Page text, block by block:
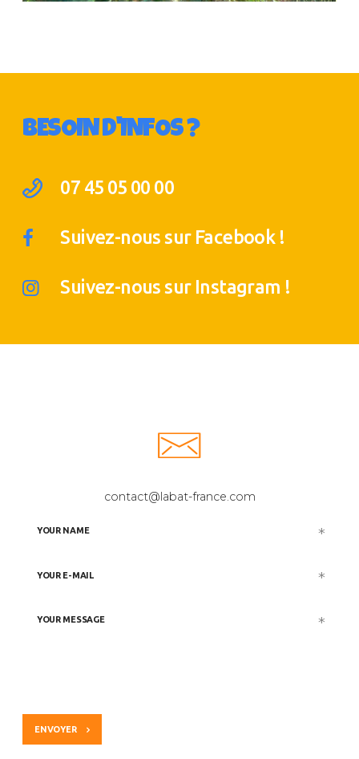
BESOIN D'INFOS ?
07 45 05 00 00
Suivez-nous sur Facebook !
Suivez-nous sur Instagram !
contact@labat-france.com
ENVOYER